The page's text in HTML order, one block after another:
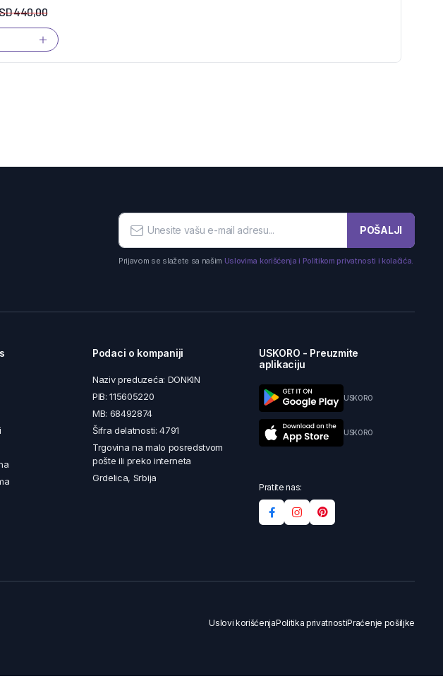
440,00
POŠALJI
Prijavom se slažete sa našim Uslovima korišćenja i Politikom privatnosti i kolačića.
Podaci o kompaniji
Naziv preduzeća: DONKIN
PIB: 115605220
MB: 68492874
Šifra delatnosti: 4791
Trgovina na malo posredstvom
pošte ili preko interneta
Grdelica, Srbija
USKORO - Preuzmite
aplikaciju
USKORO
USKORO
Pratite nas:
Uslovi korišćenjaPolitika privatnostiPraćenje pošiljke